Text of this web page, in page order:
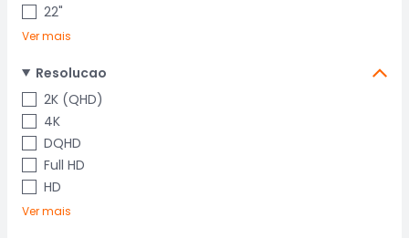
22"
Ver mais
Resolucao
2K (QHD)
4K
DQHD
Full HD
HD
Ver mais